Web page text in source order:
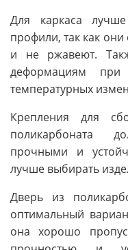
Для каркаса
профили, так как
и не ржавеют.
деформациям
температурных
Крепления для
поликарбоната
прочными и
лучше выбирать
Дверь из
оптимальный
она хорошо